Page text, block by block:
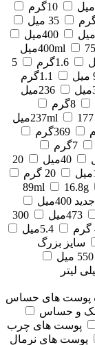
10گرم
35 میل
400میل
400ml
75میل
1.6گرم
5
1.1گرم
236میل
8گرم
237ml
177میل
369گرم
7گرم
40میل
20
20 گرم
89ml
16.8g
473میل
300
5.4میل
سایز بزرگ
550 میل
پوست های حساس
و حساس
پوست های چرب
پوست های نرمال